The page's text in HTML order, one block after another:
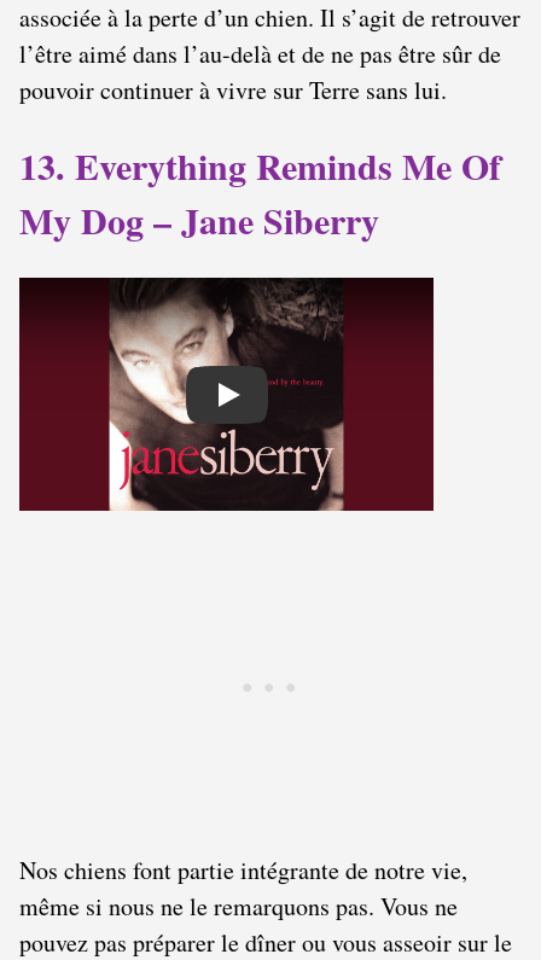
associée à la perte d’un chien. Il s’agit de retrouver
l’être aimé dans l’au-delà et de ne pas être sûr de
pouvoir continuer à vivre sur Terre sans lui.
13. Everything Reminds Me Of
My Dog – Jane Siberry
Play
Nos chiens font partie intégrante de notre vie,
même si nous ne le remarquons pas. Vous ne
pouvez pas préparer le dîner ou vous asseoir sur le